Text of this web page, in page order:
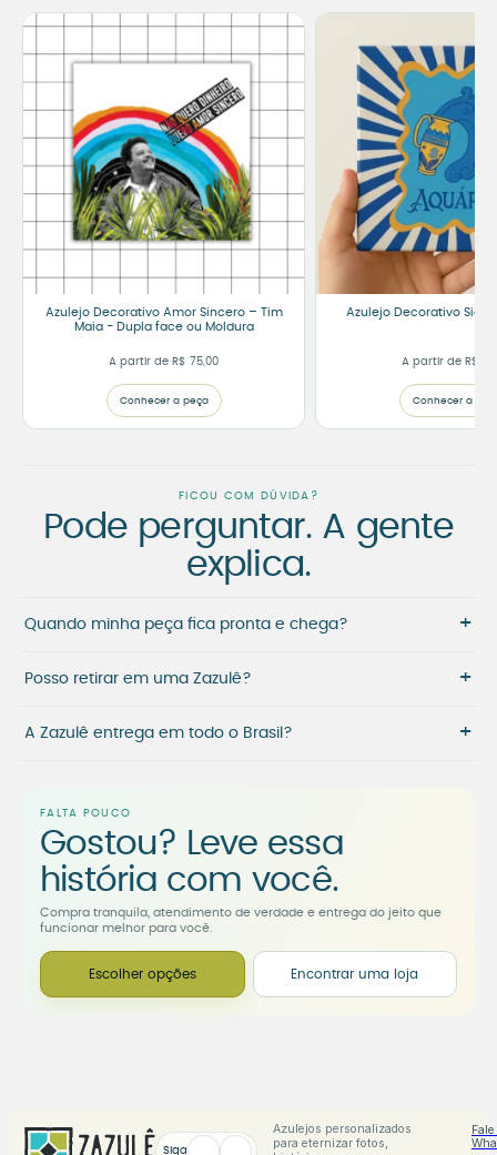
Azulejo Decorativo Amor Sincero – Tim
Maia - Dupla face ou Moldura
A partir de R$ 75,00
Conhecer a peça
Azulejo Decorativo
A partir de R$
Conhecer a
FICOU COM DÚVIDA?
Pode perguntar. A gente
explica.
Quando minha peça fica pronta e chega? +
Posso retirar em uma Zazulê? +
A Zazulê entrega em todo o Brasil? +
FALTA POUCO
Gostou? Leve essa
história com você.
Compra tranquila, atendimento de verdade e entrega do jeito que
funcionar melhor para você.
Escolher opções Encontrar uma loja
Siga
Azulejos personalizados
para eternizar fotos,